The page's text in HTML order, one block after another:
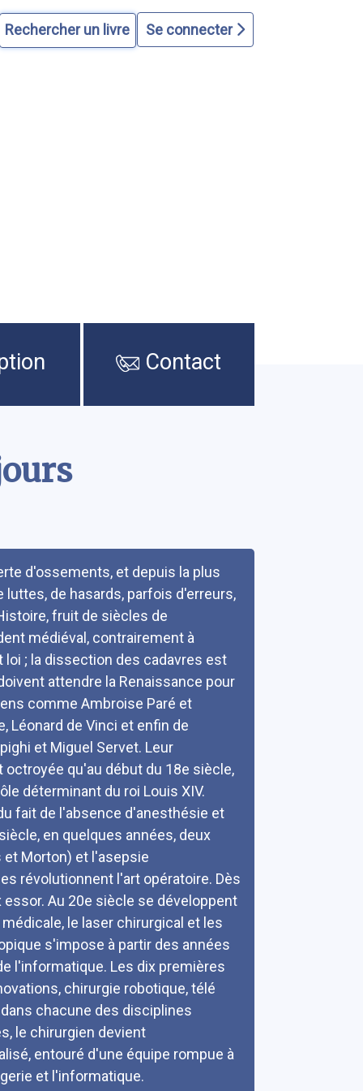
Se connecter
Contact
d'ossements, et depuis la plus
de hasards, parfois d'erreurs,
fruit de siècles de
médiéval, contrairement à
; la dissection des cadavres est
attendre la Renaissance pour
comme Ambroise Paré et
Léonard de Vinci et enfin de
et Miguel Servet. Leur
qu'au début du 18e siècle,
déterminant du roi Louis XIV.
fait de l'absence d'anesthésie et
en quelques années, deux
Morton) et l'asepsie
révolutionnent l'art opératoire. Dès
Au 20e siècle se développent
le laser chirurgical et les
s'impose à partir des années
l'informatique. Les dix premières
chirurgie robotique, télé
chacune des disciplines
le chirurgien devient
entouré d'une équipe rompue à
et l'informatique.